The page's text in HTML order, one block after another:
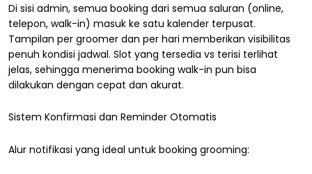
Di sisi admin, semua booking dari semua saluran (online,
telepon, walk-in) masuk ke satu kalender terpusat.
Tampilan per groomer dan per hari memberikan visibilitas
penuh kondisi jadwal. Slot yang tersedia vs terisi terlihat
jelas, sehingga menerima booking walk-in pun bisa
dilakukan dengan cepat dan akurat.
Sistem Konfirmasi dan Reminder Otomatis
Alur notifikasi yang ideal untuk booking grooming: